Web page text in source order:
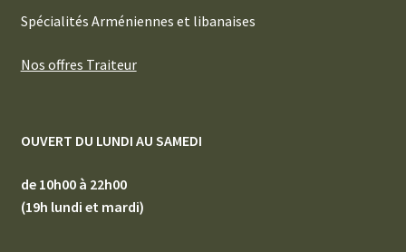
Spécialités Arméniennes et libanaises
Nos offres Traiteur
OUVERT DU LUNDI AU SAMEDI
de 10h00 à 22h00
(19h lundi et mardi)